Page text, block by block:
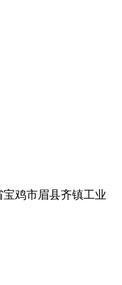
宝鸡市眉县齐镇工业